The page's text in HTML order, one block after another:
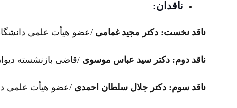
ناقدان:
ناقد نخست: دکتر مجید غمامی /عضو هیأت علمی
ناقد دوم: دکتر سید عباس موسوی /قاضی بازنشسته
ناقد سوم: دکتر جلال سلطان احمدی /عضو هیأت علمی